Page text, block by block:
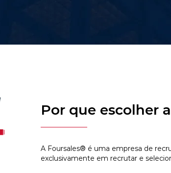
Por que escolher
A Foursales® é uma empresa de
exclusivamente em recrutar e